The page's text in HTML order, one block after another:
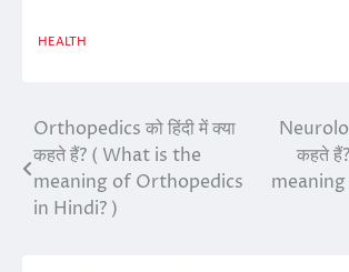
HEALTH
Post
navigation
Orthopedics को हिंदी में क्या
कहते हैं? ( What is the
meaning of Orthopedics
in Hindi? )
कहते